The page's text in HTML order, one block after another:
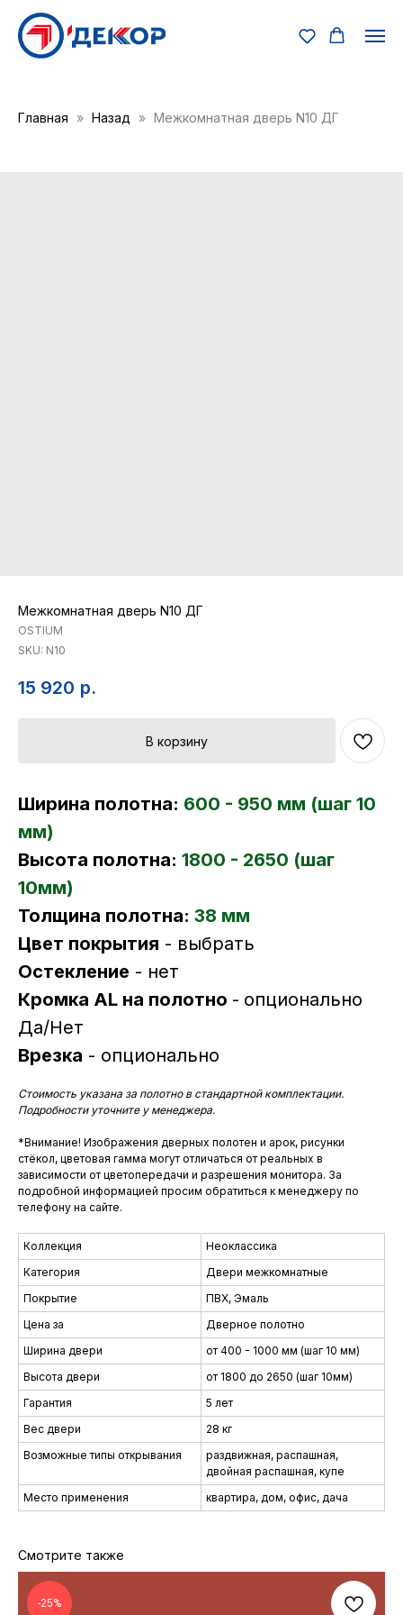
Главная Назад Межкомнатная дверь N10 ДГ
Межкомнатная дверь N10 ДГ
OSTIUM
SKU: N10
15 920 р.
В корзину
Ширина полотна: 600 - 950 мм (шаг 10
мм)
Высота полотна: 1800 - 2650 (шаг
10мм)
Толщина полотна: 38 мм
Цвет покрытия - выбрать
Остекление - нет
Кромка AL на полотно - опционально
Да/Нет
Врезка - опционально
Стоимость указана за полотно в стандартной комплектации.
Подробности уточните у менеджера.
*Внимание! Изображения дверных полотен и арок, рисунки
стёкол, цветовая гамма могут отличаться от реальных в
зависимости от цветопередачи и разрешения монитора. За
подробной информацией просим обратиться к менеджеру по
телефону на сайте.
Коллекция
Неоклассика
Категория
Двери межкомнатные
Покрытие
ПВХ, Эмаль
Цена за
Дверное полотно
Ширина двери
от 400 - 1000 мм (шаг 10 мм)
Высота двери
от 1800 до 2650 (шаг 10мм)
Гарантия
5 лет
Вес двери
28 кг
Возможные типы открывания
раздвижная, распашная,
двойная распашная, купе
Место применения
квартира, дом, офис, дача
Смотрите также
-25%